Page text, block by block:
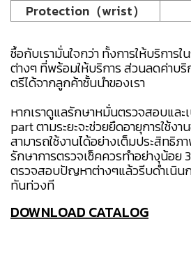
Protection（wrist）
ซื้อกับเรามั่นใจกว่า ทั้งการให้บริการใ
ต่างๆ ที่พร้อมให้บริการ ส่วนลดค่าบริ
ตรีได้จากลูกค้าชั้นนำของเรา
หากเราดูแลรักษาหมั่นตรวจสอบแล
part ตามระยะจะช่วยยืดอายุการใช้ง
สามารถใช้งานได้อย่างเต็มประสิทธิภ
รักษาการตรวจเช็คควรทำอย่างุน้อ
ตรวจสอบปัญหาต่างๆแล้วรีบดำเนิน
ทันท่วงที
DOWNLOAD CATALOG